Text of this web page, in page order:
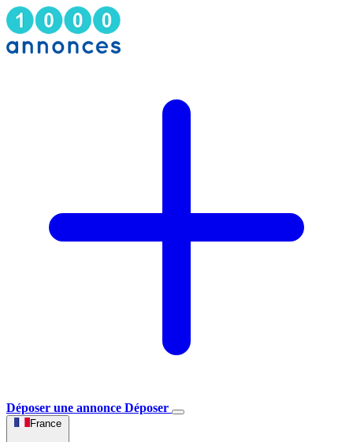
Déposer une annonce Déposer
France